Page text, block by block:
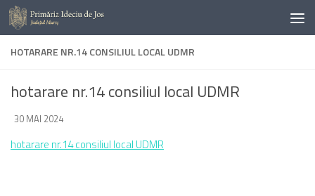
Skip to content
HOTARARE NR.14 CONSILIUL LOCAL UDMR
hotarare nr.14 consiliul local UDMR
DE ·
30 MAI 2024
hotarare nr.14 consiliul local UDMR